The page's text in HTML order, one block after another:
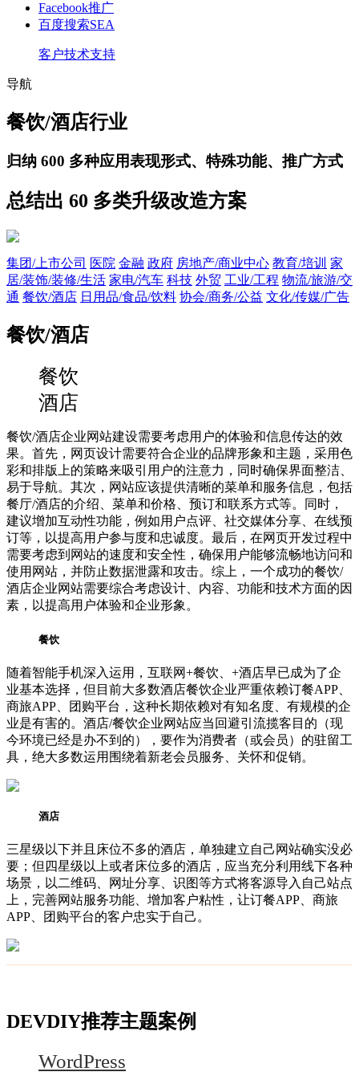
Facebook推广
百度搜索SEA
客户技术支持
导航
餐饮/酒店行业
归纳 600 多种应用表现形式、特殊功能、推广方式
总结出 60 多类升级改造方案
集团/上市公司 医院 金融 政府 房地产/商业中心 教育/培训 家
居/装饰/装修/生活 家电/汽车 科技 外贸 工业/工程 物流/旅游/交
通 餐饮/酒店 日用品/食品/饮料 协会/商务/公益 文化/传媒/广告
餐饮/酒店
餐饮
酒店
餐饮/酒店企业网站建设需要考虑用户的体验和信息传达的效
果。首先，网页设计需要符合企业的品牌形象和主题，采用色
彩和排版上的策略来吸引用户的注意力，同时确保界面整洁、
易于导航。其次，网站应该提供清晰的菜单和服务信息，包括
餐厅/酒店的介绍、菜单和价格、预订和联系方式等。同时，
建议增加互动性功能，例如用户点评、社交媒体分享、在线预
订等，以提高用户参与度和忠诚度。最后，在网页开发过程中
需要考虑到网站的速度和安全性，确保用户能够流畅地访问和
使用网站，并防止数据泄露和攻击。综上，一个成功的餐饮/
酒店企业网站需要综合考虑设计、内容、功能和技术方面的因
素，以提高用户体验和企业形象。
餐饮
随着智能手机深入运用，互联网+餐饮、+酒店早已成为了企
业基本选择，但目前大多数酒店餐饮企业严重依赖订餐APP、
商旅APP、团购平台，这种长期依赖对有知名度、有规模的企
业是有害的。酒店/餐饮企业网站应当回避引流揽客目的（现
今环境已经是办不到的），要作为消费者（或会员）的驻留工
具，绝大多数运用围绕着新老会员服务、关怀和促销。
酒店
三星级以下并且床位不多的酒店，单独建立自己网站确实没必
要；但四星级以上或者床位多的酒店，应当充分利用线下各种
场景，以二维码、网址分享、识图等方式将客源导入自己站点
上，完善网站服务功能、增加客户粘性，让订餐APP、商旅
APP、团购平台的客户忠实于自己。
DEVDIY推荐主题案例
WordPress